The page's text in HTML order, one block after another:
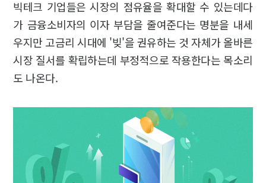
빅테크 기업들은 시장의 점유율을 확대할 수 있는데다
가 금융소비자의 이자 부담을 줄여준다는 명분을 내세
우지만 고금리 시대에 '빚'을 권유하는 것 자체가 올바른
시장 질서를 확립하는데 부정적으로 작용한다는 목소리
도 나온다.